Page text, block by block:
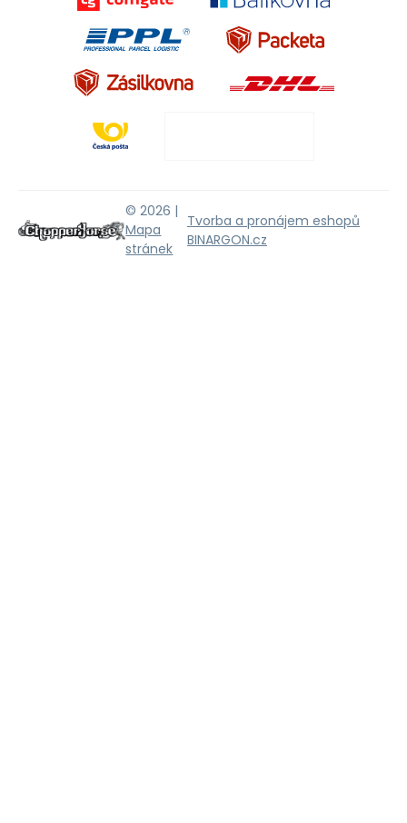
© 2026 |
Mapa
stránek
Tvorba a pronájem eshopů
BINARGON.cz